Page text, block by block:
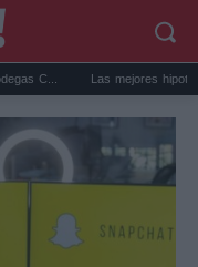
Las mejores hipotecas de